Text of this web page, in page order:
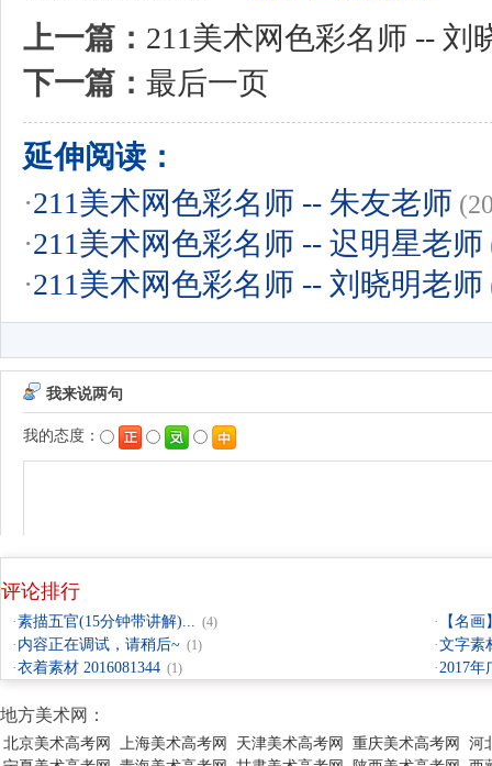
上一篇： 211美术网色彩名师 -- 刘
下一篇： 最后一页
延伸阅读：
·211美术网色彩名师 -- 朱友老师
·211美术网色彩名师 -- 迟明星老师
·211美术网色彩名师 -- 刘晓明老师
评论排行
·素描五官(15分钟带讲解)... (4) ·
【名
· 内容正在调试，请稍后~ (1) ·文字素
·衣着素材 2016081344 (1) ·2017年
地方美术网：
北京美术高考网 上海美术高考网 天津美术高考网 重庆美术高考网
河